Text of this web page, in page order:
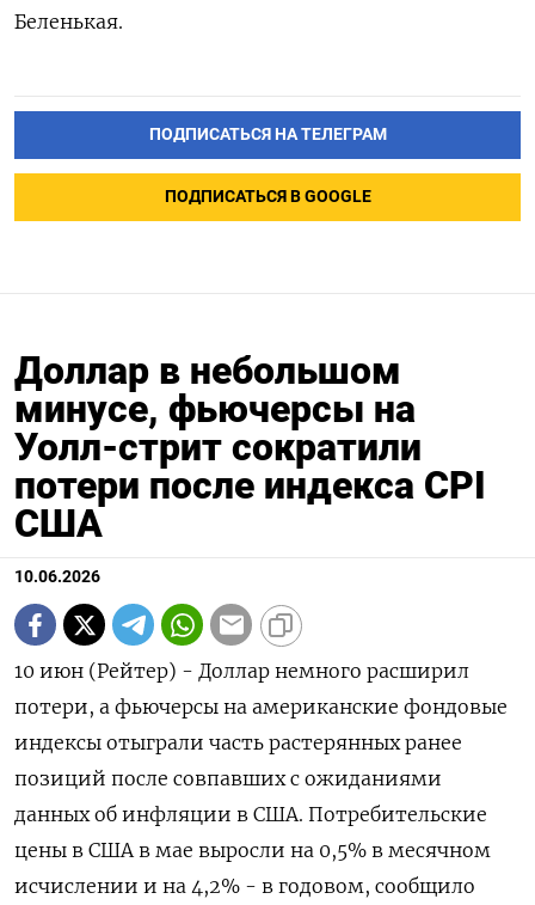
Беленькая.
ПОДПИСАТЬСЯ НА ТЕЛЕГРАМ
ПОДПИСАТЬСЯ В GOOGLE
Доллар в небольшом
минусе, фьючерсы на
Уолл-стрит сократили
потери после индекса CPI
США
10.06.2026
10 июн (Рейтер) - Доллар немного расширил
потери, а фьючерсы на американские фондовые
индексы отыграли часть растерянных ранее
‌позиций после совпавших с ожиданиями
данных об инфляции в США. Потребительские
цены в США в мае ​выросли на 0,5% ​в ​месячном
исчислении и ⁠на 4,2% - в годовом, ‌сообщило